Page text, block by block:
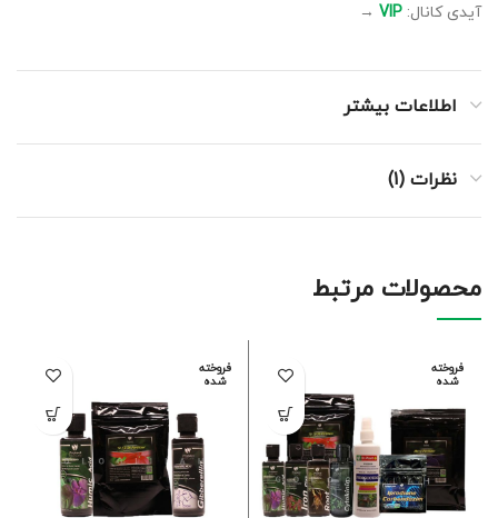
آیدی کانال: VIP
→
اطلاعات بیشتر
نظرات (1)
محصولات مرتبط
فروخته
شده
فروخته
شده